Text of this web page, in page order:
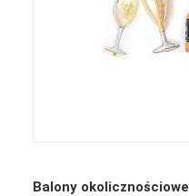
Balony okolicznościowe